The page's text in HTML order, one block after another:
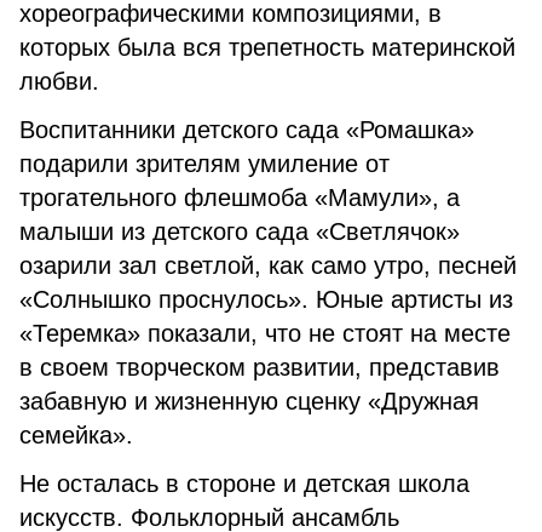
хореографическими композициями, в
которых была вся трепетность материнской
любви.
Воспитанники детского сада «Ромашка»
подарили зрителям умиление от
трогательного флешмоба «Мамули», а
малыши из детского сада «Светлячок»
озарили зал светлой, как само утро, песней
«Солнышко проснулось». Юные артисты из
«Теремка» показали, что не стоят на месте
в своем творческом развитии, представив
забавную и жизненную сценку «Дружная
семейка».
Не осталась в стороне и детская школа
искусств. Фольклорный ансамбль